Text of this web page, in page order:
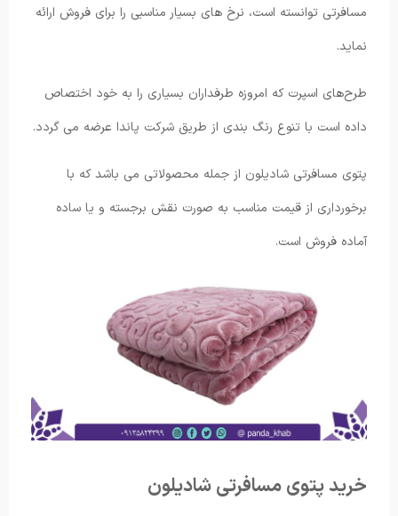
مسافرتی توانسته است، نرخ های بسیار مناسبی را برای فروش ارائه
نماید.
طرح‌های اسپرت که امروزه طرفداران بسیاری را به خود اختصاص
داده است با تنوع رنگ بندی از طریق شرکت پاندا عرضه می گردد.
پتوی مسافرتی شادیلون از جمله محصولاتی می باشد که با
برخورداری از قیمت مناسب به صورت نقش برجسته و یا ساده
آماده فروش است.
خرید پتوی مسافرتی شادیلون